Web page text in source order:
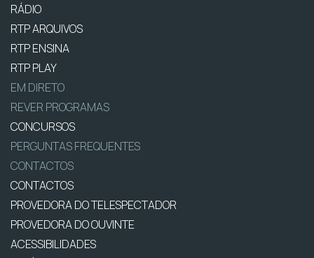
RÁDIO
RTP ARQUIVOS
RTP ENSINA
RTP PLAY
EM DIRETO
REVER PROGRAMAS
CONCURSOS
PERGUNTAS FREQUENTES
CONTACTOS
CONTACTOS
PROVEDORA DO TELESPECTADOR
PROVEDORA DO OUVINTE
ACESSIBILIDADES